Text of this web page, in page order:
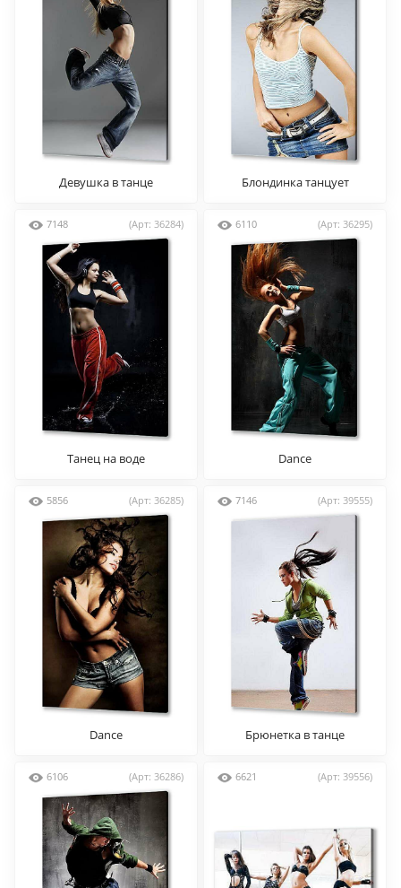
Девушка в танце Блондинка танцует
7148 (Арт: 36284)
Танец на воде
6110 (Арт: 36295)
Dance
5856 (Арт: 36285)
Dance
7146 (Арт: 39555)
Брюнетка в танце
6106 (Арт: 36286) 6621 (Арт: 39556)